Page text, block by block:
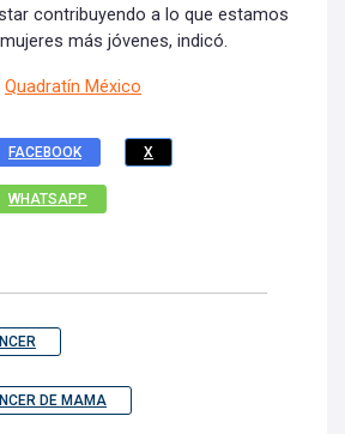
contribuyendo a lo que estamos
más jóvenes, indicó.
Quadratín México
FACEBOOK X
WHATSAPP
DE MAMA